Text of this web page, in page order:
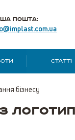
ПОШТА:
СТАТТІ
бізнесу